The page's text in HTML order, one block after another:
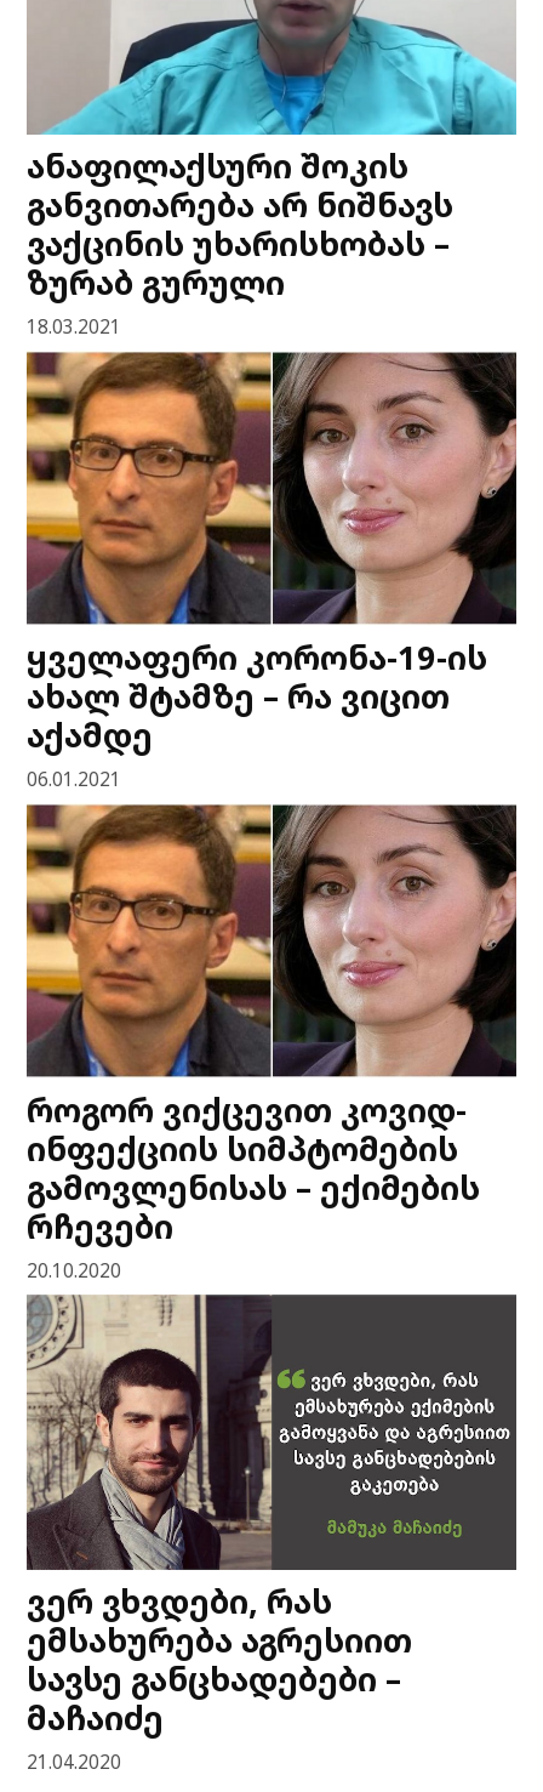
ანაფილაქსური შოკის
განვითარება არ ნიშნავს
ვაქცინის უხარისხობას –
ზურაბ გურული
18.03.2021
ყველაფერი კორონა-19-ის
ახალ შტამზე – რა ვიცით
აქამდე
06.01.2021
როგორ ვიქცევით კოვიდ-
ინფექციის სიმპტომების
გამოვლენისას – ექიმების
რჩევები
20.10.2020
ვერ ვხვდები, რას
ემსახურება აგრესიით
სავსე განცხადებები –
მაჩაიძე
21.04.2020